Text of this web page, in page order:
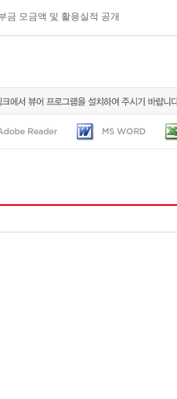
금 모금액 및 활용실적 공개